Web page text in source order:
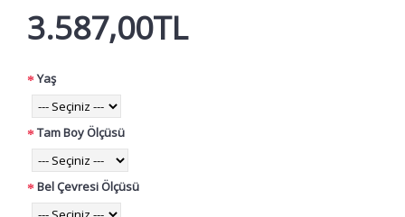
3.587,00TL
Yaş
Tam Boy Ölçüsü
Bel Çevresi Ölçüsü